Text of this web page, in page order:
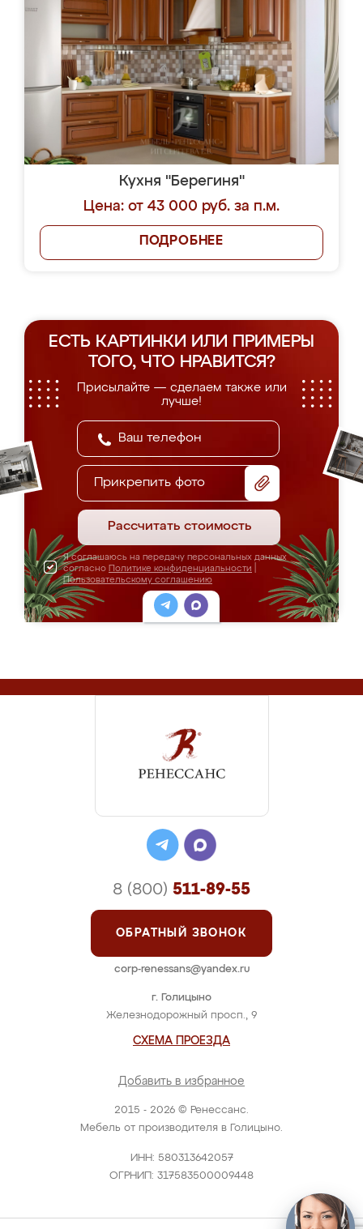
Кухня "Берегиня"
Цена: от 43 000 руб. за п.м.
ПОДРОБНЕЕ
ЕСТЬ КАРТИНКИ ИЛИ ПРИМЕРЫ
ТОГО, ЧТО НРАВИТСЯ?
Присылайте — сделаем также или
лучше!
Прикрепить фото
Рассчитать стоимость
Я соглашаюсь на передачу персональных данных
согласно Политике конфиденциальности
Пользовательскому соглашению
2015 - 2026 © Ренессанс.
Мебель от производителя в Голицыно.
ИНН: 580313642057
ОГРНИП: 317583500009448
г. Голицыно
Железнодорожный просп., 9
СХЕМА ПРОЕЗДА
Добавить в избранное
8 (800) 511-89-55
ОБРАТНЫЙ ЗВОНОК
corp-renessans@yandex.ru